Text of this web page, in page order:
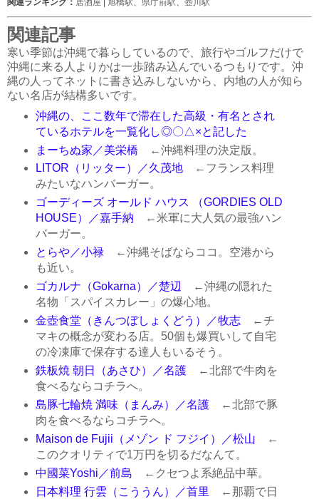
関連記事
寒い季節は沖縄で暮らしているので、旅行やゴルフだけで
沖縄に来る人よりかは一歩踏み込んでいるつもりです。沖
縄の人ってネットに書き込みしないから、内地の人が知ら
ない名店が結構多いです。
沖縄の、ここ数年で滞在した高級・有名とされ
ているホテルを一覧化し◎〇△×と記した
まーちぬ家／美栄橋 ←沖縄料理の決定版。
LITOR（リッター）／久茂地←フランス料理
みたいなハンバーガー。
ゴーディーズ オールド ハウス （GORDIES OLD
HOUSE）／嘉手納 ←米軍に大人気の最強ハン
バーガー。
とらや／小禄←沖縄そばならココ。空港から
も近い。
ゴカルナ（Gokarna）／楚辺
←沖縄の隠れた
名物「スパイスカレー」の爆心地。
金壺食堂（きんつぼしょくどう）／牧志←チ
マキの概念が変わる店。50個も爆買いして自宅
の冷凍庫で保存する達人もいるそう。
鉄板焼 朝日（あさひ）／名護←北部で牛肉を
食べるならコチラへ。
島豚七輪焼 満味（まんみ）／名護←北部で豚
肉を食べるならコチラへ。
Maison de Fujii（メゾン ド フジイ）／松山 ←
このクオリティで1万円を切るだなんて。
中國菜Yoshi／前島 ←クセつよ系絶品中華。
日本料理 行雲（こううん）／首里 ←那覇で日